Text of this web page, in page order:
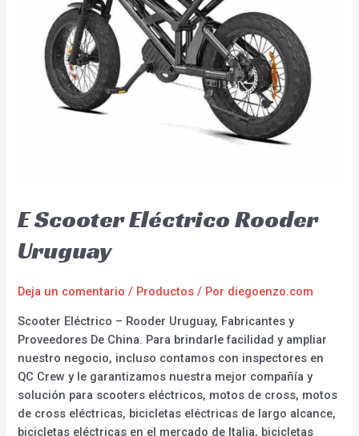
E Scooter Eléctrico Rooder
Uruguay
Deja un comentario / Productos / Por diegoenzo.com
Scooter Eléctrico – Rooder Uruguay, Fabricantes y
Proveedores De China. Para brindarle facilidad y ampliar
nuestro negocio, incluso contamos con inspectores en
QC Crew y le garantizamos nuestra mejor compañía y
solución para scooters eléctricos, motos de cross, motos
de cross eléctricas, bicicletas eléctricas de largo alcance,
bicicletas eléctricas en el mercado de Italia, bicicletas